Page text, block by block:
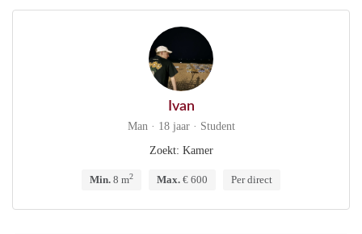
Ivan
Man · 18 jaar · Student
Zoekt: Kamer
Min. 8 m2 Max. € 600 Per direct